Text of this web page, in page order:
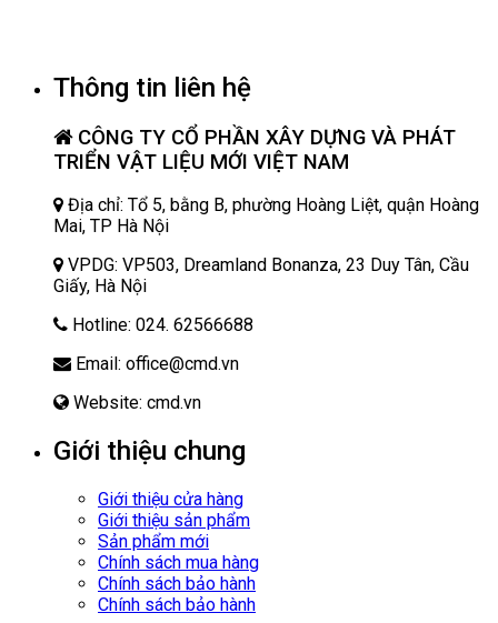
Thông tin liên hệ
CÔNG TY CỔ PHẦN XÂY DỰNG VÀ PHÁT
TRIỂN VẬT LIỆU MỚI VIỆT NAM
Địa chỉ: Tổ 5, bằng B, phường Hoàng Liệt, quận Hoàng
Mai, TP Hà Nội
VPDG: VP503, Dreamland Bonanza, 23 Duy Tân, Cầu
Giấy, Hà Nội
Hotline: 024. 62566688
Email: office@cmd.vn
Website: cmd.vn
Giới thiệu chung
Giới thiệu cửa hàng
Giới thiệu sản phẩm
Sản phẩm mới
Chính sách mua hàng
Chính sách bảo hành
Chính sách bảo hành